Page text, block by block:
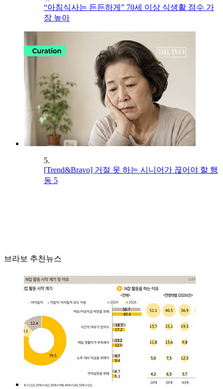
“아침식사는 든든하게” 70세 이상 식생활 점수 가
장 높아
5.
[Trend&Bravo] 거절 못 하는 시니어가 끊어야 할 행
동 5
브라보 추천뉴스